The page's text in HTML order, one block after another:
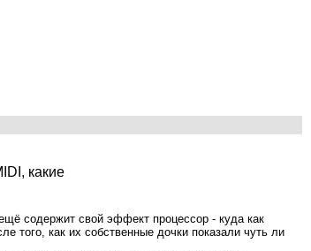
какие
содержит свой эффект процессор - куда как
того, как их собственные дочки показали чуть ли